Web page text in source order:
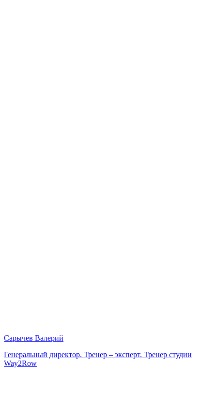
Сарычев Валерий
Генеральный директор. Тренер – эксперт. Тренер студии
Way2Row